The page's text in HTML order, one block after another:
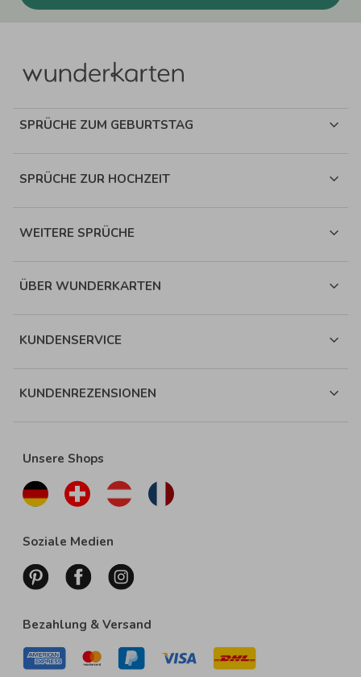
SPRÜCHE ZUM GEBURTSTAG
SPRÜCHE ZUR HOCHZEIT
WEITERE SPRÜCHE
ÜBER WUNDERKARTEN
KUNDENSERVICE
KUNDENREZENSIONEN
Unsere Shops
Soziale Medien
Bezahlung & Versand